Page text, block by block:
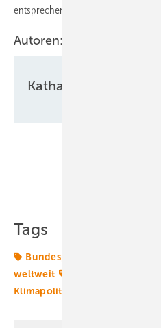
entsprechenden Kandidaten mit der
Autoren:
Katharina Wolf
Tags
Bundespolitik
weltweit
Klimapolitik